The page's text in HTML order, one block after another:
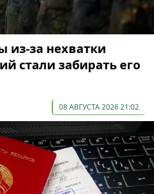
из-за нехватки
стали забирать его
08 АВГУСТА 2026 21:02